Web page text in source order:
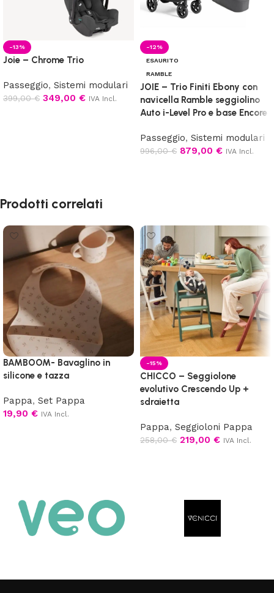
-13%
Joie – Chrome Trio
Passeggio, Sistemi modulari
399,00€ 349,00 € IVA Incl.
-12%
ESAURITO
RAMBLE
JOIE – Trio Finiti Ebony con
navicella Ramble seggiolino
Auto i-Level Pro e base Encore
Passeggio, Sistemi modulari
996,00€ 879,00 € IVA Incl.
Prodotti correlati
BAMBOOM- Bavaglino in
silicone e tazza
Pappa, Set Pappa
19,90 € IVA Incl.
-15%
CHICCO – Seggiolone
evolutivo Crescendo Up +
sdraietta
Pappa, Seggioloni Pappa
258,00€ 219,00 € IVA Incl.